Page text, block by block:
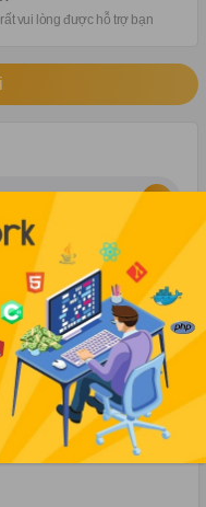
vui lòng được hỗ trợ bạn
Teamleader Tuyển dụng IT thị trường Nhật
Tiền thưởng
Đăng nhập để xem